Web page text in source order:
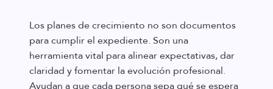
Los planes de crecimiento no son documentos
para cumplir el expediente. Son una
herramienta vital para alinear expectativas, dar
claridad y fomentar la evolución profesional.
Ayudan a que cada persona sepa qué se espera